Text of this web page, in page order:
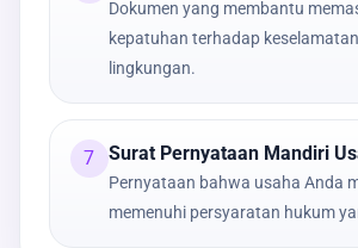
Dokumen yang membantu
kepatuhan terhadap
lingkungan.
7 Surat Pernyataan Mandiri
Pernyataan bahwa usaha Anda
memenuhi persyaratan hukum